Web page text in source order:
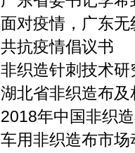
面对疫情，广东
共抗疫情倡议书
非织造针刺技术
湖北省非织造布
2018年中国非织
车用非织造布市场